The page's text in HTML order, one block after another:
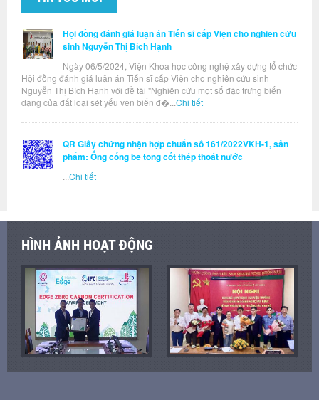
Hội đồng đánh giá luận án Tiến sĩ cấp Viện cho nghiên cứu
sinh Nguyễn Thị Bích Hạnh
Ngày 06/5/2024, Viện Khoa học công nghệ xây dựng tổ chức
Hội đồng đánh giá luận án Tiến sĩ cấp Viện cho nghiên cứu sinh
Nguyễn Thị Bích Hạnh với đề tài "Nghiên cứu một số đặc trưng biến
dạng của đất loại sét yếu ven biển đ�... Chi tiết
QR Giấy chứng nhận hợp chuẩn số 161/2022VKH-1, sản
phẩm: Ống cống bê tông cốt thép thoát nước
Chi tiết
HÌNH ẢNH HOẠT ĐỘNG